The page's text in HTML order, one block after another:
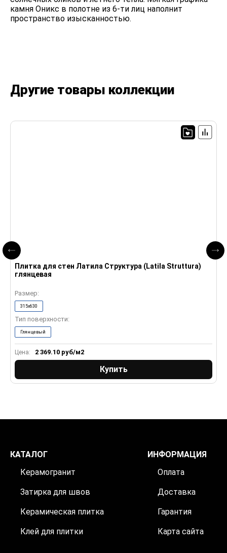
камня Оникс в полотне из 6-ти лиц наполнит
пространство изысканностью.
Другие товары коллекции
Плитка для стен Латила Структура (Latila Struttura)
глянцевая
Цена: 2 369.10 руб/м2
Купить
Размер:
315x630
Тип поверхности:
Глянцевый
КАТАЛОГ
Керамогранит
Затирка для швов
Керамическая плитка
Клей для плитки
ИНФОРМАЦИЯ
Оплата
Доставка
Гарантия
Карта сайта